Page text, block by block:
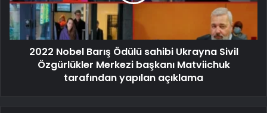
2022 Nobel Barış Ödülü sahibi Ukrayna Sivil
Özgürlükler Merkezi başkanı Matviichuk
tarafından yapılan açıklama